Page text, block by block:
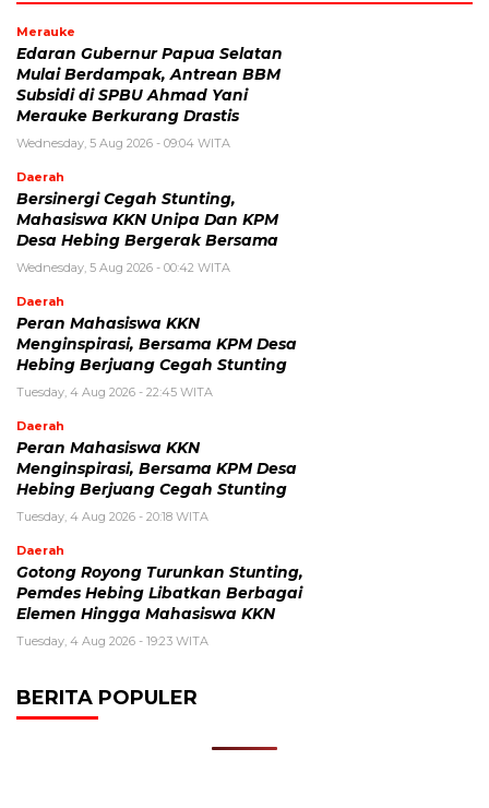
Merauke
Edaran Gubernur Papua Selatan
Mulai Berdampak, Antrean BBM
Subsidi di SPBU Ahmad Yani
Merauke Berkurang Drastis
Wednesday, 5 Aug 2026 - 09:04 WITA
Daerah
Bersinergi Cegah Stunting,
Mahasiswa KKN Unipa Dan KPM
Desa Hebing Bergerak Bersama
Wednesday, 5 Aug 2026 - 00:42 WITA
Daerah
Peran Mahasiswa KKN
Menginspirasi, Bersama KPM Desa
Hebing Berjuang Cegah Stunting
Tuesday, 4 Aug 2026 - 22:45 WITA
Daerah
Peran Mahasiswa KKN
Menginspirasi, Bersama KPM Desa
Hebing Berjuang Cegah Stunting
Tuesday, 4 Aug 2026 - 20:18 WITA
Daerah
Gotong Royong Turunkan Stunting,
Pemdes Hebing Libatkan Berbagai
Elemen Hingga Mahasiswa KKN
Tuesday, 4 Aug 2026 - 19:23 WITA
BERITA POPULER